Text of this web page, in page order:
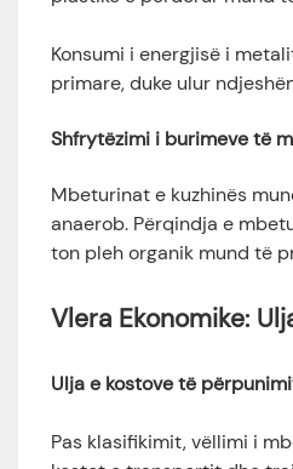
Konsumi i energjisë i
primare, duke ulur
Shfrytëzimi i burimeve të
Mbeturinat e kuzhinës
anaerob. Përqindja e
ton pleh organik mund të
Vlera Ekonomike:
Ulja e kostove të
Pas klasifikimit, vëllimi i